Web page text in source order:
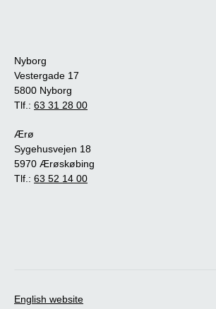
Nyborg
Vestergade 17
5800 Nyborg
Tlf.: 63 31 28 00
Ærø
Sygehusvejen 18
5970 Ærøskøbing
Tlf.: 63 52 14 00
English website